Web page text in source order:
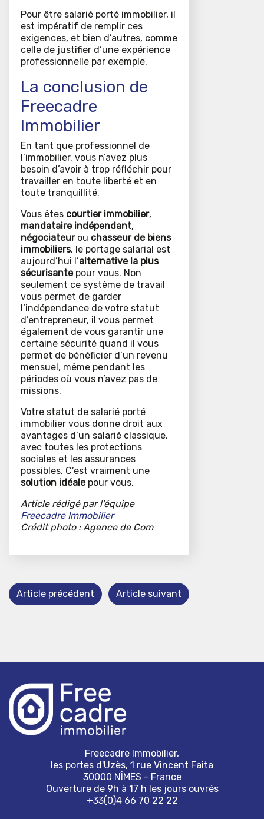
Pour être salarié porté immobilier, il
est impératif de remplir ces
exigences, et bien d’autres, comme
celle de justifier d’une expérience
professionnelle par exemple.
La conclusion de
Freecadre
Immobilier
En tant que professionnel de
l’immobilier, vous n’avez plus
besoin d’avoir à trop réfléchir pour
travailler en toute liberté et en
toute tranquillité.
Vous êtes courtier immobilier,
mandataire indépendant,
négociateurou chasseur de biens
immobiliers, le portage salarial est
aujourd’hui l’alternative la plus
sécurisante pour vous. Non
seulement ce système de travail
vous permet de garder
l’indépendance de votre statut
d’entrepreneur, il vous permet
également de vous garantir une
certaine sécurité quand il vous
permet de bénéficier d’un revenu
mensuel, même pendant les
périodes où vous n’avez pas de
missions.
Votre statut de salarié porté
immobilier vous donne droit aux
avantages d’un salarié classique,
avec toutes les protections
sociales et les assurances
possibles. C’est vraiment une
solution idéalepour vous.
Article rédigé par l’équipe
Freecadre Immobilier
Crédit photo : Agence de Com
Article précédent Article suivant
Freecadre Immobilier,
les portes d'Uzès, 1 rue Vincent Faita
30000 NÎMES - France
Ouverture de 9h à 17 h les jours ouvrés
+33(0)4 66 70 22 22